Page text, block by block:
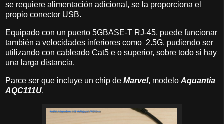
se requiere alimentación adicional, se la proporciona el
propio conector USB.
Equipado con un puerto 5GBASE-T RJ-45, puede funcionar
también a velocidades inferiores como 2.5G, pudiendo ser
utilizando con cableado Cat5 e o superior, sobre todo si hay
una larga distancia.
Parce ser que incluye un chip de Marvel, modelo Aquantia
AQC111U.